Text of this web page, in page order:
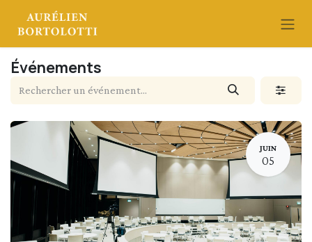
Événements
JUIN
05